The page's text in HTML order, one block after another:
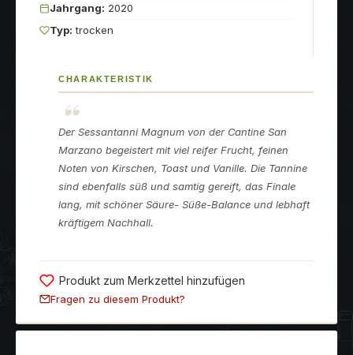
Jahrgang: 2020
Typ: trocken
CHARAKTERISTIK
Der Sessantanni Magnum von der Cantine San
Marzano begeistert mit viel reifer Frucht, feinen
Noten von Kirschen, Toast und Vanille. Die Tannine
sind ebenfalls süß und samtig gereift, das Finale
lang, mit schöner Säure- Süße-Balance und lebhaft
kräftigem Nachhall.
Produkt zum Merkzettel hinzufügen
Fragen zu diesem Produkt?